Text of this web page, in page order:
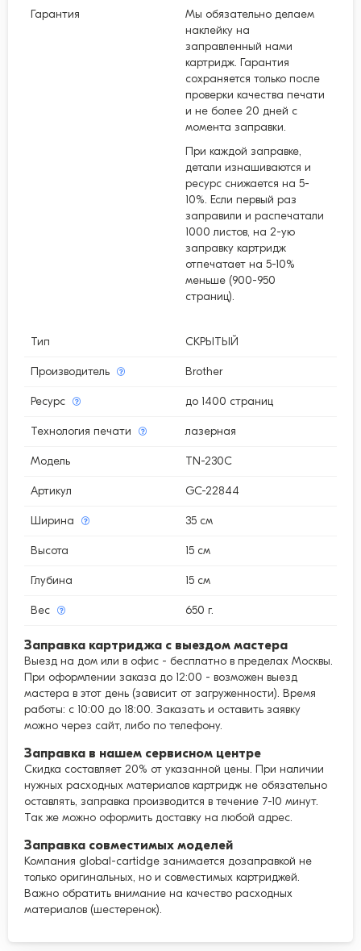
Гарантия
Мы обязательно делаем
наклейку на
заправленный нами
картридж. Гарантия
сохраняется только после
проверки качества печати
и не более 20 дней с
момента заправки.
При каждой заправке,
детали изнашиваются и
ресурс снижается на 5-
10%. Если первый раз
заправили и распечатали
1000 листов, на 2-ую
заправку картридж
отпечатает на 5-10%
меньше (900-950
страниц).
Тип СКРЫТЫЙ
Производитель Brother
Ресурс до 1400 страниц
Технология печати лазерная
Модель TN-230C
Артикул GC-22844
Ширина 35 см
Высота 15 см
Глубина 15 см
Вес 650 г.
Заправка картриджа с выездом мастера
Выезд на дом или в офис - бесплатно в пределах Москвы.
При оформлении заказа до 12:00 - возможен выезд
мастера в этот день (зависит от загруженности). Время
работы: с 10:00 до 18:00. Заказать и оставить заявку
можно через сайт, либо по телефону.
Заправка в нашем сервисном центре
Скидка составляет 20% от указанной цены. При наличии
нужных расходных материалов картридж не обязательно
оставлять, заправка производится в течение 7-10 минут.
Так же можно оформить доставку на любой адрес.
Заправка совместимых моделей
Компания global-cartidge занимается дозаправкой не
только оригинальных, но и совместимых картриджей.
Важно обратить внимание на качество расходных
материалов (шестеренок).